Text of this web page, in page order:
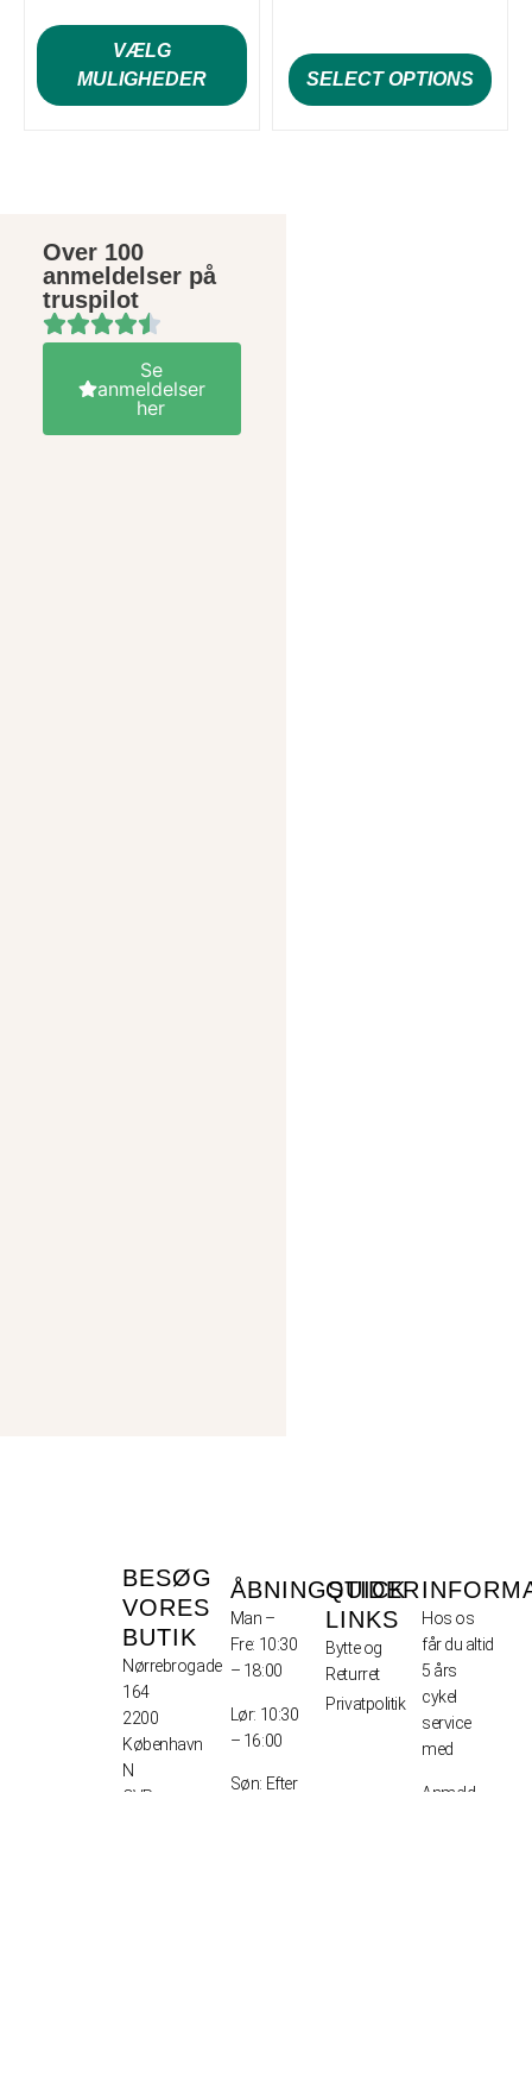
VÆLG
MULIGHEDER
SELECT OPTIONS
Over 100
anmeldelser på
truspilot
Se
anmeldelser
her
BESØG
VORES
BUTIK
Nørrebrogade
164
2200
København
N
CVR
ÅBNINGSTIDER
Man –
Fre: 10:30
– 18:00
Lør: 10:30
– 16:00
Søn: Efter
QUICK
LINKS
Bytte og
Returret
Privatpolitik
Hos os
får du altid
5 års
cykel
service
med
Anmeld